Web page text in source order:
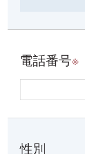
電話番号※
性別